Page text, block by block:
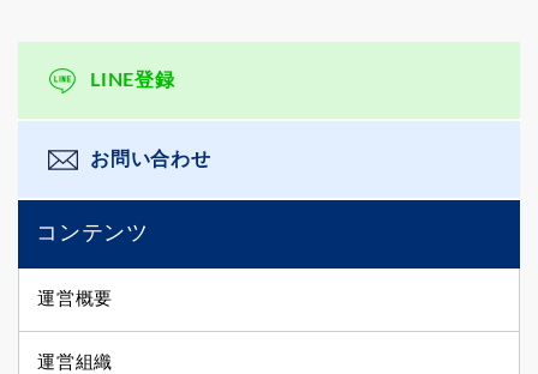
LINE登録
お問い合わせ
コンテンツ
運営概要
運営組織